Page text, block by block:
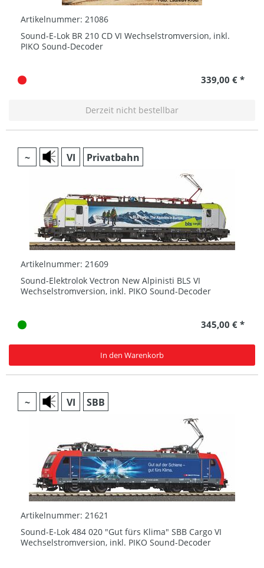
Artikelnummer: 21086
Sound-E-Lok BR 210 CD VI Wechselstromversion, inkl.
PIKO Sound-Decoder
339,00 € *
Derzeit nicht bestellbar
~ VI Privatbahn
Artikelnummer: 21609
Sound-Elektrolok Vectron New Alpinisti BLS VI
Wechselstromversion, inkl. PIKO Sound-Decoder
345,00 € *
In den Warenkorb
~ VI SBB
Artikelnummer: 21621
Sound-E-Lok 484 020 "Gut fürs Klima" SBB Cargo VI
Wechselstromversion, inkl. PIKO Sound-Decoder